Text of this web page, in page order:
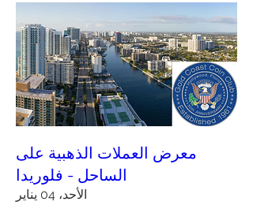
معرض العملات الذهبية على
الساحل - فلوريدا
الأحد، 04 يناير